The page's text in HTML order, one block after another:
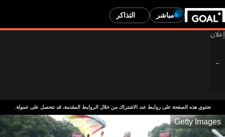
مباشر التذاكر
تحتوي هذه الصفحة على روابط عند الاشتراك من خلال الروابط المقدمة، قد نتحصل على عمولة.
Getty Images